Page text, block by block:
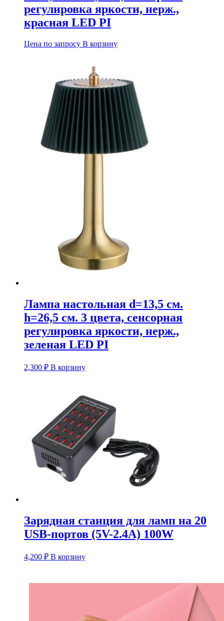
регулировка яркости, нерж.,
красная LED PI
Цена по запросу В корзину
Лампа настольная d=13,5 см.
h=26,5 см. 3 цвета, сенсорная
регулировка яркости, нерж.,
зеленая LED PI
2,300 ₽ В корзину
Зарядная станция для ламп на 20
USB-портов (5V-2.4A) 100W
4,200 ₽ В корзину